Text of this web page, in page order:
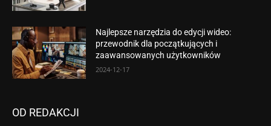
Najlepsze narzędzia do edycji wideo:
przewodnik dla początkujących i
zaawansowanych użytkowników
2024-12-17
OD REDAKCJI